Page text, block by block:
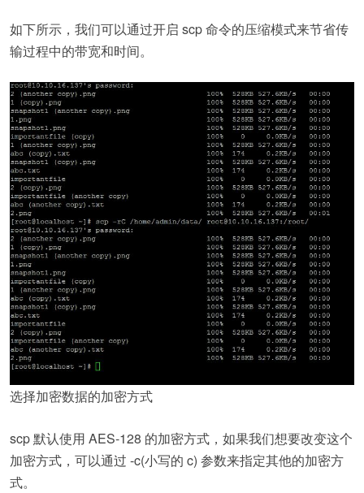
如下所示，我们可以通过开启 scp 命令的压缩模式来节省传
输过程中的带宽和时间。
选择加密数据的加密方式
scp 默认使用 AES-128 的加密方式，如果我们想要改变这个
加密方式，可以通过 -c(小写的 c) 参数来指定其他的加密方
式。